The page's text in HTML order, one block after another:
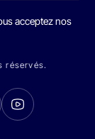
acceptez nos
réservés.